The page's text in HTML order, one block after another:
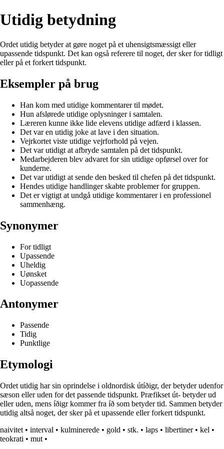
Utidig betydning
Ordet utidig betyder at gøre noget på et uhensigtsmæssigt eller
upassende tidspunkt. Det kan også referere til noget, der sker for tidligt
eller på et forkert tidspunkt.
Eksempler på brug
Han kom med utidige kommentarer til mødet.
Hun afslørede utidige oplysninger i samtalen.
Læreren kunne ikke lide elevens utidige adfærd i klassen.
Det var en utidig joke at lave i den situation.
Vejrkortet viste utidige vejrforhold på vejen.
Det var utidigt at afbryde samtalen på det tidspunkt.
Medarbejderen blev advaret for sin utidige opførsel over for
kunderne.
Det var utidigt at sende den besked til chefen på det tidspunkt.
Hendes utidige handlinger skabte problemer for gruppen.
Det er vigtigt at undgå utidige kommentarer i en professionel
sammenhæng.
Synonymer
For tidligt
Upassende
Uheldig
Uønsket
Uopassende
Antonymer
Passende
Tidig
Punktlige
Etymologi
Ordet utidig har sin oprindelse i oldnordisk útíðigr, der betyder udenfor
sæson eller uden for det passende tidspunkt. Præfikset út- betyder ud
eller uden, mens íðigr kommer fra íð som betyder tid. Sammen betyder
utidig altså noget, der sker på et upassende eller forkert tidspunkt.
naivitet • interval • kulminerede • gold • stk. • laps • libertiner• kel •
teokrati • mut •